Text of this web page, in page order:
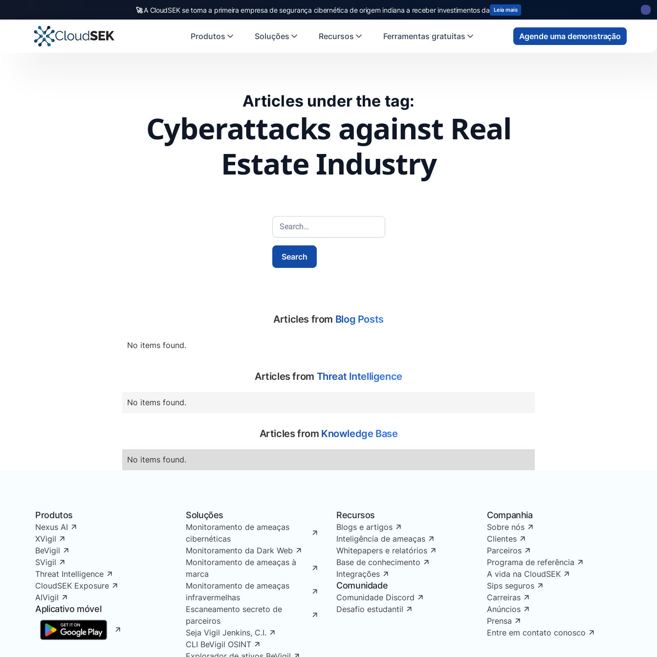
🚀A CloudSEK se torna a primeira empresa de segurança cibernética de origem indiana a receber investimentos da Leia mais
Produtos Soluções Recursos Ferramentas gratuitas Agende uma demonstração
Articles under the tag:
Cyberattacks against Real
Estate Industry
Articles from Blog Posts
No items found.
Articles from Threat Intelligence
No items found.
Articles from Knowledge Base
No items found.
Produtos
Nexus AI
XVigil
BeVigil
SVigil
Threat Intelligence
CloudSEK Exposure
AIVigil
Aplicativo móvel
Soluções
Monitoramento de ameaças
cibernéticas
Monitoramento da Dark Web
Monitoramento de ameaças à
marca
Monitoramento de ameaças
infravermelhas
Escaneamento secreto de
parceiros
Seja Vigil Jenkins, C.I.
CLI BeVigil OSINT
Recursos
Blogs e artigos
Inteligência de ameaças
Whitepapers e relatórios
Base de conhecimento
Integrações
Comunidade
Comunidade Discord
Desafio estudantil
Companhia
Sobre nós
Clientes
Parceiros
Programa de referência
A vida na CloudSEK
Sips seguros
Carreiras
Anúncios
Prensa
Entre em contato conosco